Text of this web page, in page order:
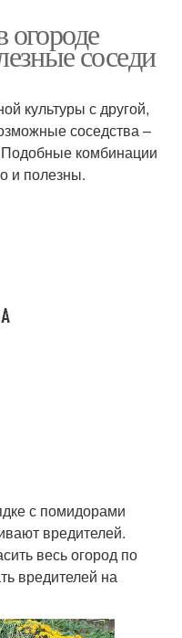
соседи
культуры с другой,
соседства –
комбинации
и полезны.
с помидорами
вредителей.
весь огород по
вредителей на